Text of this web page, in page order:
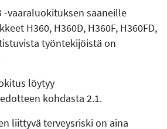
-vaaraluokituksen saaneille
H360, H360D, H360F, H360FD,
työntekijöistä on
löytyy
kohdasta 2.1.
liittyvä terveysriski on aina